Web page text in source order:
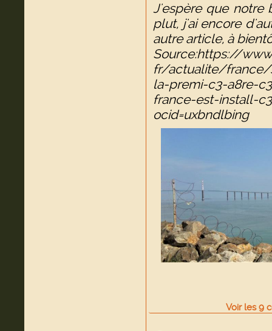
J'espère que notre
plut, j'ai encore
autre article, à
Source:https://
fr/actualite/france/
la-premi-c3-a8re-
france-est-install-
ocid=uxbndlbing
Voir les9